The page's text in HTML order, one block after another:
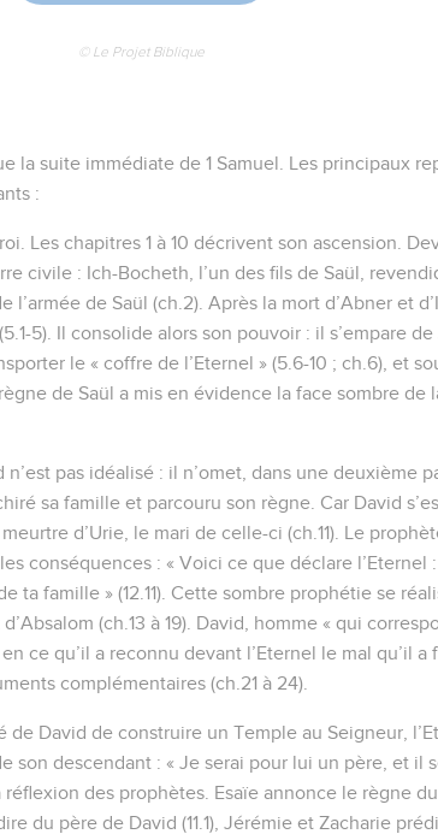
© Le Projet Biblique
la suite immédiate de 1 Samuel. Les principaux
:
Les chapitres 1 à 10 décrivent son ascension.
civile : Ich-Bocheth, l’un des fils de Saül,
de Saül (ch.2). Après la mort d’Abner et
5). Il consolide alors son pouvoir : il s’empare
le « coffre de l’Eternel » (5.6-10 ; ch.6), et
règne de Saül a mis en évidence la face sombre
pas idéalisé : il n’omet, dans une deuxième
sa famille et parcouru son règne. Car David
d’Urie, le mari de celle-ci (ch.11). Le
conséquences : « Voici ce que déclare l’Eternel
ta famille » (12.11). Cette sombre prophétie se
(ch.13 à 19). David, homme « qui
ce qu’il a reconnu devant l’Eternel le mal qu’il a
complémentaires (ch.21 à 24).
David de construire un Temple au Seigneur,
son descendant : « Je serai pour lui un père, et il
réflexion des prophètes. Esaïe annonce le règne
du père de David (11.1), Jérémie et Zacharie